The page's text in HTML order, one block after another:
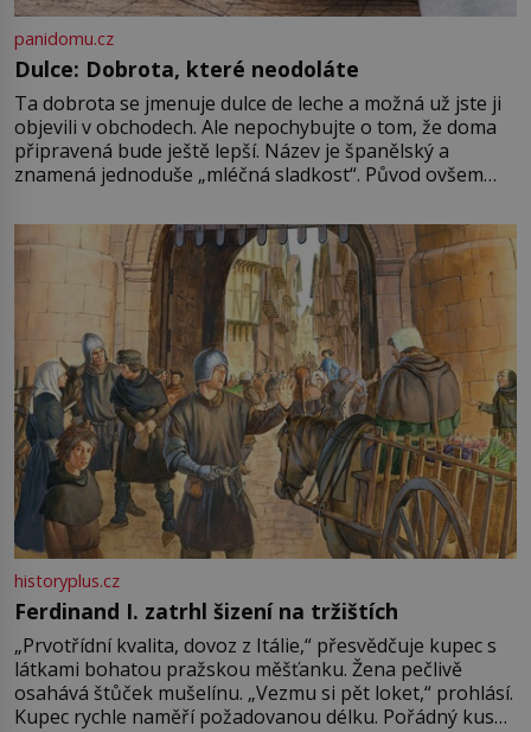
panidomu.cz
Dulce: Dobrota, které neodoláte
Ta dobrota se jmenuje dulce de leche a možná už jste ji
objevili v obchodech. Ale nepochybujte o tom, že doma
připravená bude ještě lepší. Název je španělský a
znamená jednoduše „mléčná sladkost“. Původ ovšem
pře hned několik latinskoamerických zemí a k tomu
Francie, kde se traduje,
historyplus.cz
Ferdinand I. zatrhl šizení na tržištích
„Prvotřídní kvalita, dovoz z Itálie,“ přesvědčuje kupec s
látkami bohatou pražskou měšťanku. Žena pečlivě
osahává štůček mušelínu. „Vezmu si pět loket,“ prohlásí.
Kupec rychle naměří požadovanou délku. Pořádný kus